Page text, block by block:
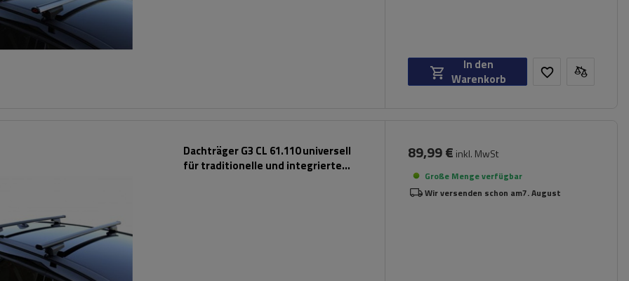
In den
Warenkorb
Dachträger G3 CL 61.110 universell
für traditionelle und integrierte
89,99 € inkl. MwSt
Große Menge verfügbar
Wir versenden schon am7. August